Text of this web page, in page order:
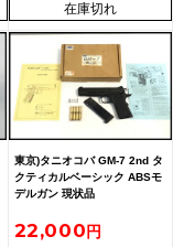
在庫切れ
東京)タニオコバ GM-7 2nd タ
クティカルベーシック ABSモ
デルガン 現状品
22,000